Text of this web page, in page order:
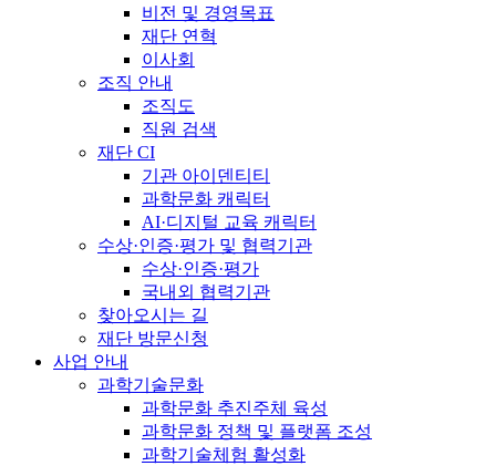
비전 및 경영목표
재단 연혁
이사회
조직 안내
조직도
직원 검색
재단 CI
기관 아이덴티티
과학문화 캐릭터
AI·디지털 교육 캐릭터
수상·인증·평가 및 협력기관
수상·인증·평가
국내외 협력기관
찾아오시는 길
재단 방문신청
사업 안내
과학기술문화
과학문화 추진주체 육성
과학문화 정책 및 플랫폼 조성
과학기술체험 활성화